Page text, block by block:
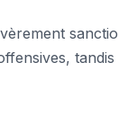
tandis